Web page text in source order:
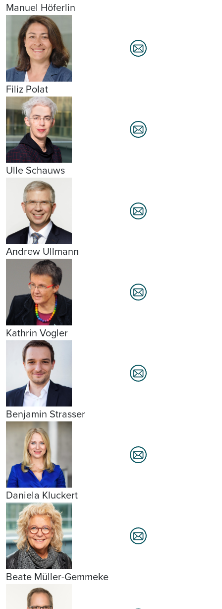
Manuel Höferlin
Filiz Polat
Ulle Schauws
Andrew Ullmann
Kathrin Vogler
Benjamin Strasser
Daniela Kluckert
Beate Müller-Gemmeke